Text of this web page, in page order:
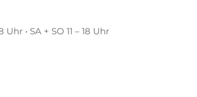
• SA + SO 11 – 18 Uhr